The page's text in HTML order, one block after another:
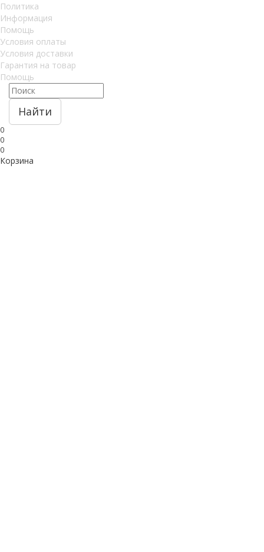
Политика
Информация
Помощь
Условия оплаты
Условия доставки
Гарантия на товар
Помощь
Найти
0
0
0
Корзина